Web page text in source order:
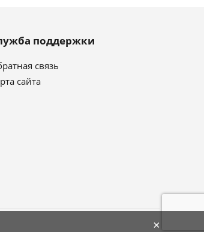
поддержки
связь
сайта
×